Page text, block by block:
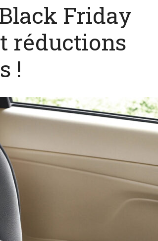
Friday
réductions
!